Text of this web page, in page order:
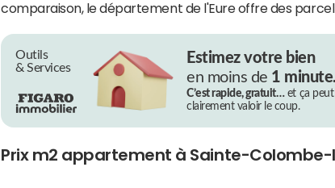
comparaison, le département de l'Eure offre des
Outils
& Services
Estimez votre bien
en moins de 1 minute.
C’est rapide, gratuit…et ça peut
clairement valoir le coup.
Prix m2 appartement à Sainte-